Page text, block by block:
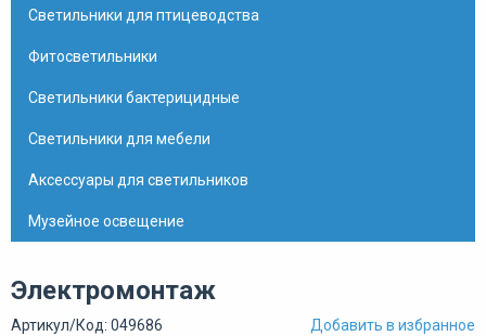
Светильники для птицеводства
Фитосветильники
Светильники бактерицидные
Светильники для мебели
Аксессуары для светильников
Музейное освещение
Электромонтаж
Артикул/Код: 049686
Добавить в избранное